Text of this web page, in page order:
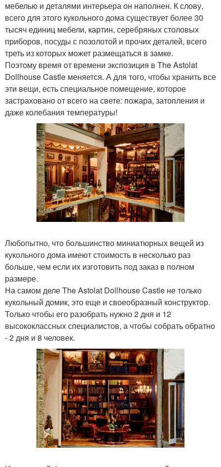
мебелью и деталями интерьера он наполнен. К слову,
всего для этого кукольного дома существует более 30
тысяч единиц мебели, картин, серебряных столовых
приборов, посуды с позолотой и прочих деталей, всего
треть из которых может размещаться в замке.
Поэтому время от времени экспозиция в The Astolat
Dollhouse Castle меняется. А для того, чтобы хранить все
эти вещи, есть специальное помещение, которое
застраховано от всего на свете: пожара, затопления и
даже колебания температуры!
Любопытно, что большинство миниатюрных вещей из
кукольного дома имеют стоимость в несколько раз
больше, чем если их изготовить под заказ в полном
размере.
На самом деле The Astolat Dollhouse Castle не только
кукольный домик, это еще и своеобразный конструктор.
Только чтобы его разобрать нужно 2 дня и 12
высококлассных специалистов, а чтобы собрать обратно
- 2 дня и 8 человек.